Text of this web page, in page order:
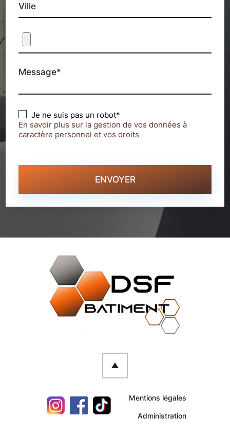
Ville
Message*
Je ne suis pas un robot*
En savoir plus sur la gestion de vos données à
caractère personnel et vos droits
ENVOYER
Mentions légales
Administration